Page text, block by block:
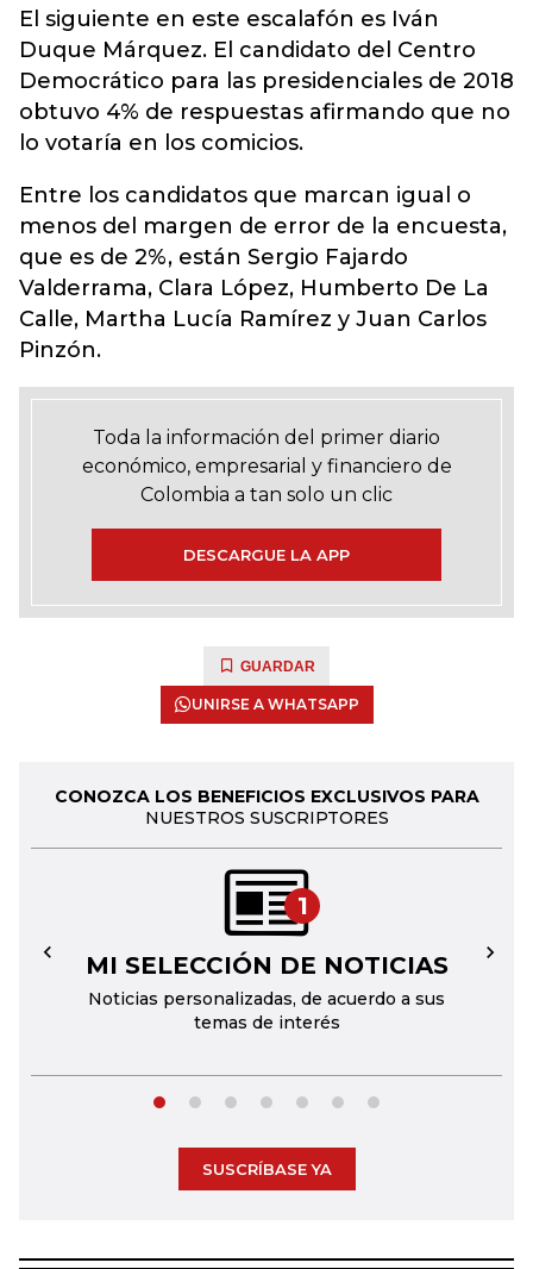
El siguiente en este escalafón es Iván
Duque Márquez. El candidato del Centro
Democrático para las presidenciales de 2018
obtuvo 4% de respuestas afirmando que no
lo votaría en los comicios.
Entre los candidatos que marcan igual o
menos del margen de error de la encuesta,
que es de 2%, están Sergio Fajardo
Valderrama, Clara López, Humberto De La
Calle, Martha Lucía Ramírez y Juan Carlos
Pinzón.
Toda la información del primer diario
económico, empresarial y financiero de
Colombia a tan solo un clic
DESCARGUE LA APP
GUARDAR
UNIRSE A WHATSAPP
CONOZCA LOS BENEFICIOS EXCLUSIVOS PARA
NUESTROS SUSCRIPTORES
1
MI SELECCIÓN DE NOTICIAS
Noticias personalizadas, de acuerdo a sus
temas de interés
← →
SUSCRÍBASE YA